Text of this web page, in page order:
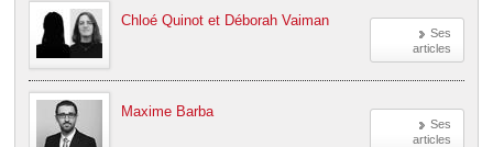
Ses
articles
Chloé Quinot et Déborah Vaiman
Ses
articles
Maxime Barba